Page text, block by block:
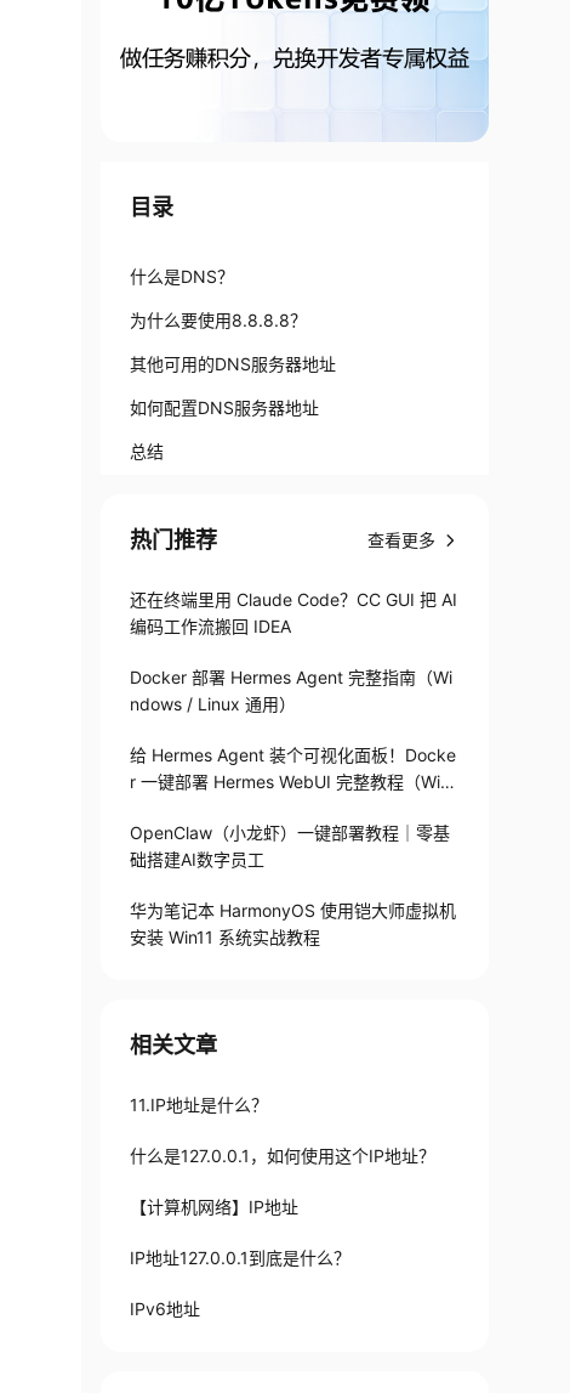
目录
什么是DNS？
为什么要使用8.8.8.8？
其他可用的DNS服务器地址
如何配置DNS服务器地址
总结
热门推荐 查看更多
还在终端里用 Claude Code？CC GUI 把 AI
编码工作流搬回 IDEA
Docker 部署 Hermes Agent 完整指南（Wi
ndows / Linux 通用）
给 Hermes Agent 装个可视化面板！Docke
r 一键部署 Hermes WebUI 完整教程（Win
OpenClaw（小龙虾）一键部署教程｜零基
础搭建AI数字员工
华为笔记本 HarmonyOS 使用铠大师虚拟机
安装 Win11 系统实战教程
相关文章
11.IP地址是什么？
什么是127.0.0.1，如何使用这个IP地址？
【计算机网络】IP地址
IP地址127.0.0.1到底是什么？
IPv6地址